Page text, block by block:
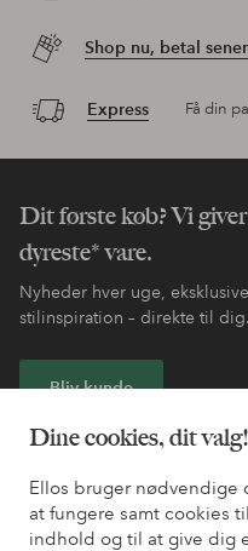
Dine cookies, dit valg!
Ellos bruger nødvendige
at fungere samt cookies
indhold og til at give dig
Shop nu, betal
Express Få din
Dit første køb? Vi
dyreste* vare.
Nyheder hver uge,
stilinspiration – direkte til dig.
Bliv kunde
* Se tilbudsbetingelser ved
Har du brug for hjælp?